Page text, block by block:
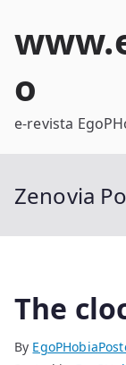
o
e-revista
Zenovia
The
By EgoPHobia